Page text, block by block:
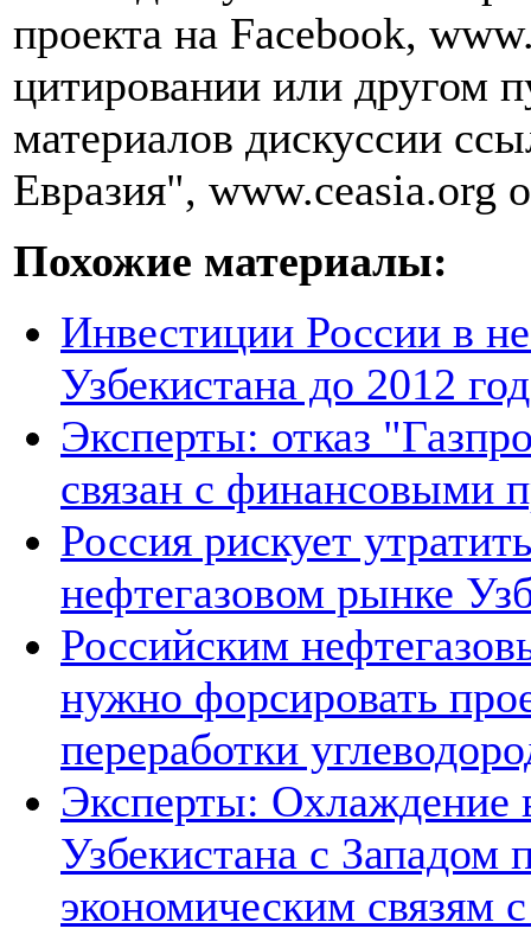
проекта на Facebook,
цитировании или другом
материалов дискуссии
Евразия", www.ceasia.org
Похожие материалы:
Инвестиции России в
Узбекистана до 2012
Эксперты: отказ
связан с финансовыми
Россия рискует
нефтегазовом рынке
Российским
нужно форсировать
переработки
Эксперты: Охлаждение
Узбекистана с
экономическим связям